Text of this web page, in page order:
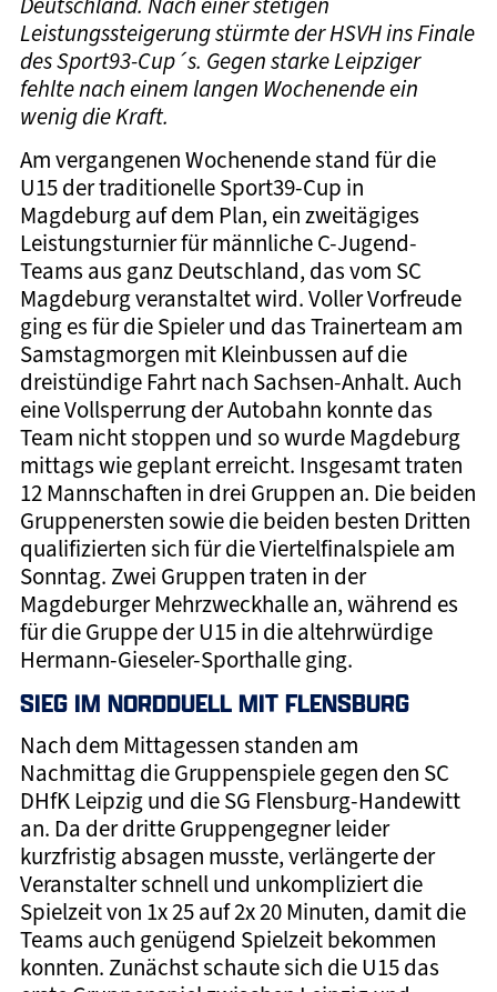
Leistungssteigerung stürmte der HSVH ins Finale
des Sport93-Cup´s. Gegen starke Leipziger
fehlte nach einem langen Wochenende ein
wenig die Kraft.
Am vergangenen Wochenende stand für die
U15 der traditionelle Sport39-Cup in
Magdeburg auf dem Plan, ein zweitägiges
Leistungsturnier für männliche C-Jugend-
Teams aus ganz Deutschland, das vom SC
Magdeburg veranstaltet wird. Voller Vorfreude
ging es für die Spieler und das Trainerteam am
Samstagmorgen mit Kleinbussen auf die
dreistündige Fahrt nach Sachsen-Anhalt. Auch
eine Vollsperrung der Autobahn konnte das
Team nicht stoppen und so wurde Magdeburg
mittags wie geplant erreicht. Insgesamt traten
12 Mannschaften in drei Gruppen an. Die beiden
Gruppenersten sowie die beiden besten Dritten
qualifizierten sich für die Viertelfinalspiele am
Sonntag. Zwei Gruppen traten in der
Magdeburger Mehrzweckhalle an, während es
für die Gruppe der U15 in die altehrwürdige
Hermann-Gieseler-Sporthalle ging.
SIEG IM NORDDUELL MIT FLENSBURG
Nach dem Mittagessen standen am
Nachmittag die Gruppenspiele gegen den SC
DHfK Leipzig und die SG Flensburg-Handewitt
an. Da der dritte Gruppengegner leider
kurzfristig absagen musste, verlängerte der
Veranstalter schnell und unkompliziert die
Spielzeit von 1x 25 auf 2x 20 Minuten, damit die
Teams auch genügend Spielzeit bekommen
konnten. Zunächst schaute sich die U15 das